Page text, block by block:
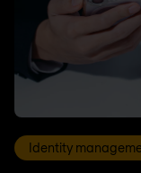
Identity